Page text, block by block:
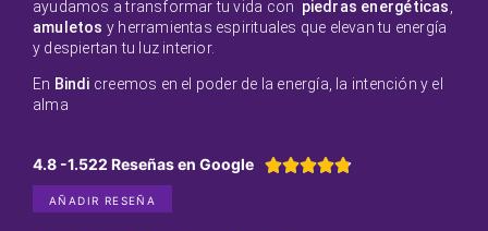
ayudamos a transformar tu vida con piedras energéticas
amuletos y herramientas espirituales que elevan tu energía
y despiertan tu luz interior.
En Bindi creemos en el poder de la energía, la intención y el
alma
4.8 -1.522 Reseñas en Google 
AÑADIR RESEÑA